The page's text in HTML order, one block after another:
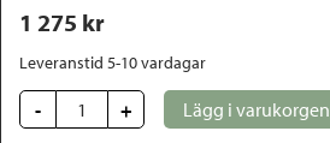
1 275 kr
Leveranstid 5-10 vardagar
- + Lägg i varukorgen